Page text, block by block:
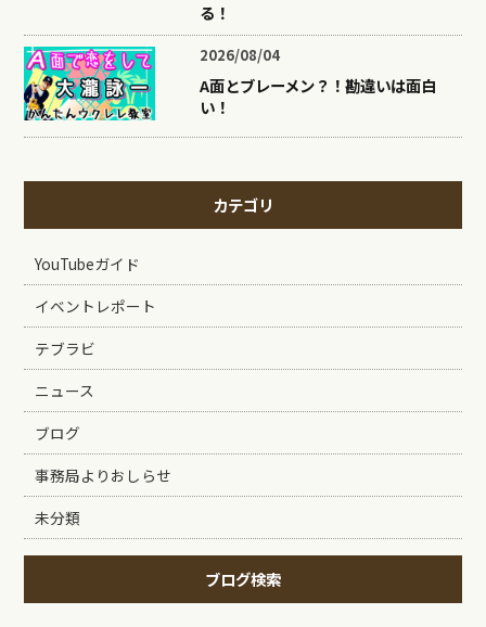
る！
2026/08/04
A面とブレーメン？！勘違いは面白
い！
カテゴリ
YouTubeガイド
イベントレポート
テブラビ
ニュース
ブログ
事務局よりおしらせ
未分類
ブログ検索